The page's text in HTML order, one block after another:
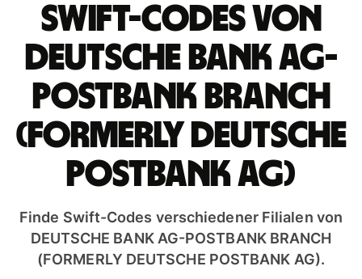
Swift-Codes von
DEUTSCHE BANK AG-
POSTBANK BRANCH
(FORMERLY DEUTSCHE
POSTBANK AG)
Finde Swift-Codes verschiedener Filialen von
DEUTSCHE BANK AG-POSTBANK BRANCH
(FORMERLY DEUTSCHE POSTBANK AG).